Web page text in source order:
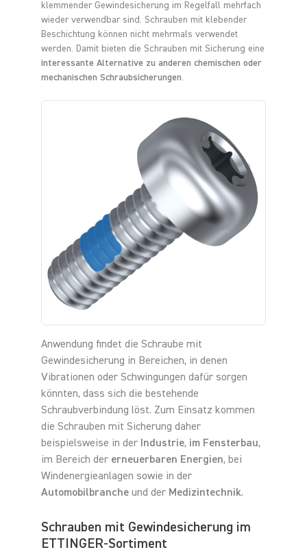
klemmender Gewindesicherung im Regelfall mehrfach
wieder verwendbar sind. Schrauben mit klebender
Beschichtung können nicht mehrmals verwendet
werden. Damit bieten die Schrauben mit Sicherung eine
interessante Alternative zu anderen chemischen oder
mechanischen Schraubsicherungen.
Anwendung findet die Schraube mit
Gewindesicherung in Bereichen, in denen
Vibrationen oder Schwingungen dafür sorgen
könnten, dass sich die bestehende
Schraubverbindung löst. Zum Einsatz kommen
die Schrauben mit Sicherung daher
beispielsweise in der Industrie, im Fensterbau,
im Bereich der erneuerbaren Energien, bei
Windenergieanlagen sowie in der
Automobilbranche und der Medizintechnik.
Schrauben mit Gewindesicherung im
ETTINGER-Sortiment